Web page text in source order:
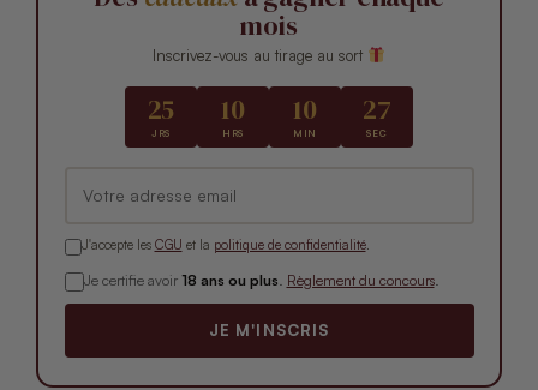
mois
Inscrivez-vous au tirage au sort
25
JRS
10
HRS
10
MIN
26
SEC
J'accepte les CGU et la politique de confidentialité.
Je certifie avoir 18 ans ou plus Règlement du concours.
JE M'INSCRIS